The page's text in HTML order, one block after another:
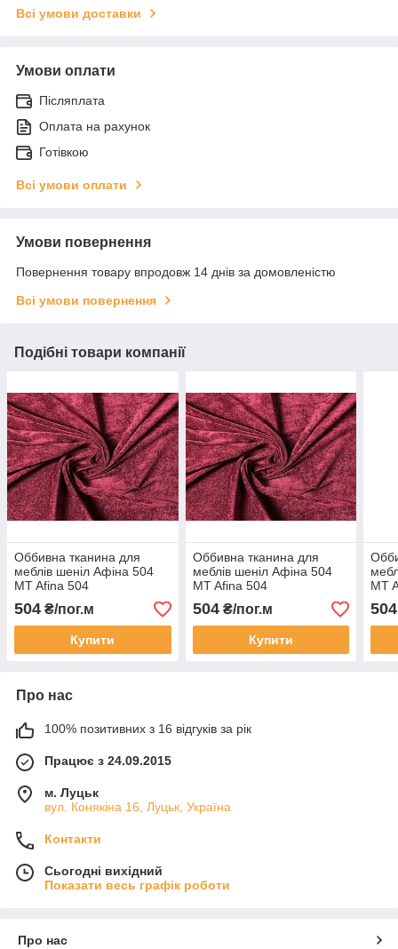
Всі умови доставки
Умови оплати
Післяплата
Оплата на рахунок
Готівкою
Всі умови оплати
Умови повернення
Повернення товару впродовж 14 днів за домовленістю
Всі умови повернення
Подібні товари компанії
Оббивна тканина для
меблів шеніл Афіна 504
MT Afina 504
504 ₴/пог.м
Купити
Оббивна тканина для
меблів шеніл Афіна 504
MT Afina 504
504₴/пог.м
Купити
MT
504
Про нас
100% позитивних з 16 відгуків за рік
Працює з 24.09.2015
м. Луцьк
вул. Конякіна 16, Луцьк, Україна
Контакти
Сьогодні вихідний
Показати весь графік роботи
Про нас